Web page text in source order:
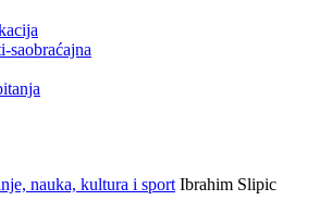
saobraćajna
nauka, kultura i sport Ibrahim Slipic